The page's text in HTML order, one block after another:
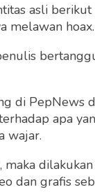
asli
melawan hoax.
di PepNews
apa
wajar.
dan grafis